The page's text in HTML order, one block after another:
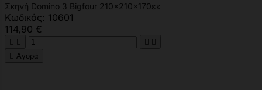
Σκηνή Domino 3 Bigfour 210x210x170εκ
Κωδικός: 10601
114,90 €
   
 Αγορά